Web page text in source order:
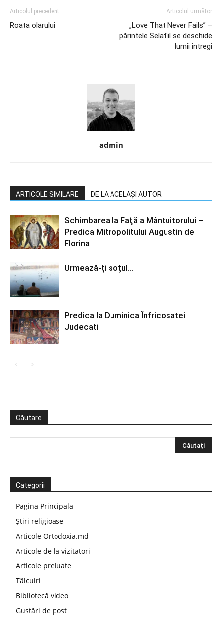
Articolul precedent
Roata olarului
Articolul următor
„Love That Never Fails” –
părintele Selafiil se deschide
lumii întregi
admin
ARTICOLE SIMILARE DE LA ACELAȘI AUTOR
Schimbarea la Faţă a Mântuitorului –
Predica Mitropolitului Augustin de
Florina
Urmează-ți soțul…
Predica la Duminica Înfricosatei
Judecati
Căutare
Categorii
Pagina Principala
Știri religioase
Articole Ortodoxia.md
Articole de la vizitatori
Articole preluate
Tâlcuiri
Bibliotecă video
Gustări de post